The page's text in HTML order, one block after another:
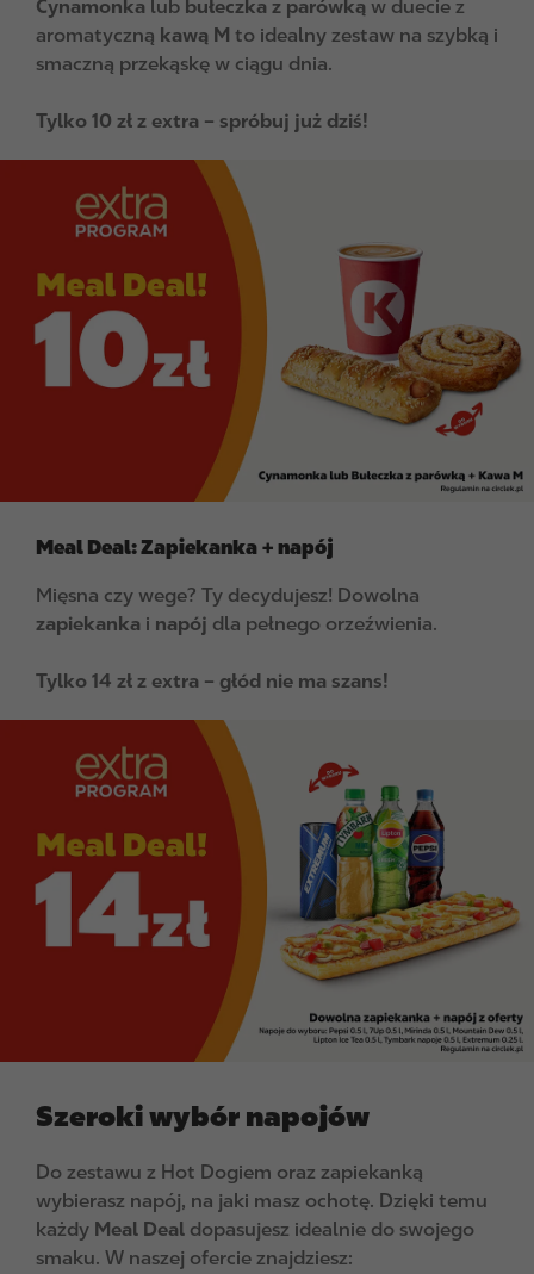
Cynamonka lub bułeczka z parówką w duecie z
aromatyczną kawą M to idealny zestaw na szybką i
smaczną przekąskę w ciągu dnia.
Tylko 10 zł z extra – spróbuj już dziś!
Meal Deal: Zapiekanka + napój
Mięsna czy wege? Ty decydujesz! Dowolna
zapiekanka i napój dla pełnego orzeźwienia.
Tylko 14 zł z extra – głód nie ma szans!
Szeroki wybór napojów
Do zestawu z Hot Dogiem oraz zapiekanką
wybierasz napój, na jaki masz ochotę. Dzięki temu
każdy Meal Deal dopasujesz idealnie do swojego
smaku. W naszej ofercie znajdziesz: